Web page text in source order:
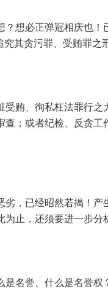
想必正弹冠相庆也
其贪污罪、受贿罪
贿、徇私枉法罪行
；或者纪检、反贪
，已经昭然若揭！产
止，还须要进一步分
名誉、什么是名誉权